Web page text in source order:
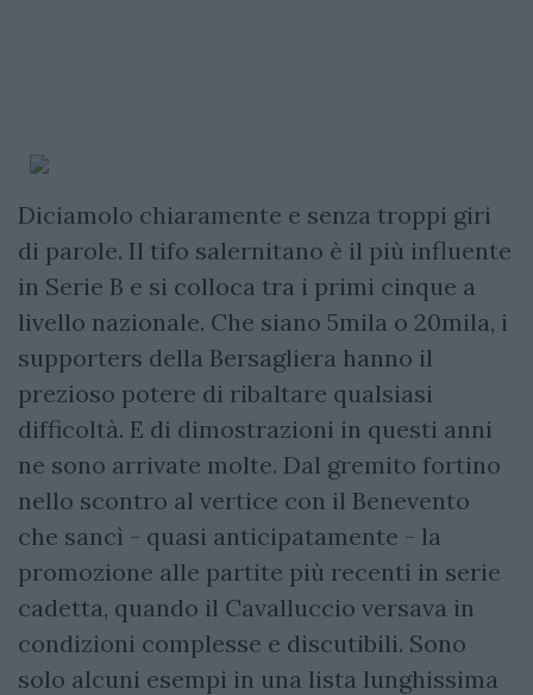
Diciamolo chiaramente e senza troppi giri
di parole. Il tifo salernitano è il più influente
in Serie B e si colloca tra i primi cinque a
livello nazionale. Che siano 5mila o 20mila, i
supporters della Bersagliera hanno il
prezioso potere di ribaltare qualsiasi
difficoltà. E di dimostrazioni in questi anni
ne sono arrivate molte. Dal gremito fortino
nello scontro al vertice con il Benevento
che sancì - quasi anticipatamente - la
promozione alle partite più recenti in serie
cadetta, quando il Cavalluccio versava in
condizioni complesse e discutibili. Sono
solo alcuni esempi in una lista lunghissima